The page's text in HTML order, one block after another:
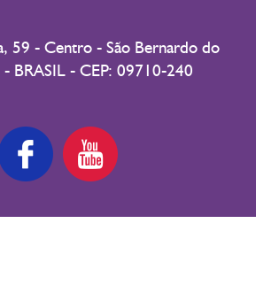
59 - Centro - São Bernardo do
- BRASIL - CEP: 09710-240